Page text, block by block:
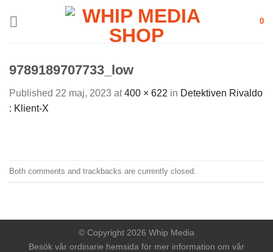
0
9789189707733_low
Published 22 maj, 2023 at400 × 622 in Detektiven Rivaldo
: Klient-X
Both comments and trackbacks are currently closed.
© Copyright 2026 Whip Media
Besök vår ordinarie hemsida för mer information om vår